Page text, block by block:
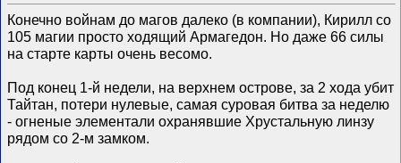
Конечно войнам до магов далеко (в компании), Кирилл со
105 магии просто ходящий Армагедон. Но даже 66 силы
на старте карты очень весомо.
Под конец 1-й недели, на верхнем острове, за 2 хода убит
Тайтан, потери нулевые, самая суровая битва за неделю
- огненые элементали охранявшие Хрустальную линзу
рядом со 2-м замком.